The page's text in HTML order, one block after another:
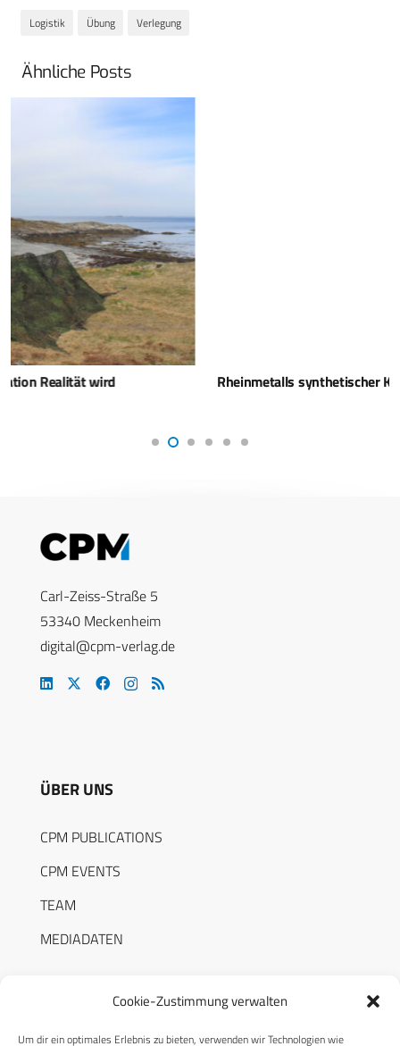
Cookie-Zustimmung verwalten
Um dir ein optimales Erlebnis zu bieten, verwenden wir Technologien wie
Logistik Übung Verlegung
Ähnliche Posts
Rheinmetalls synthetischer Kraftstoff für Streitkräfte
Carl-Zeiss-Straße 5
53340 Meckenheim
digital@cpm-verlag.de
ÜBER UNS
CPM PUBLICATIONS
CPM EVENTS
TEAM
MEDIADATEN